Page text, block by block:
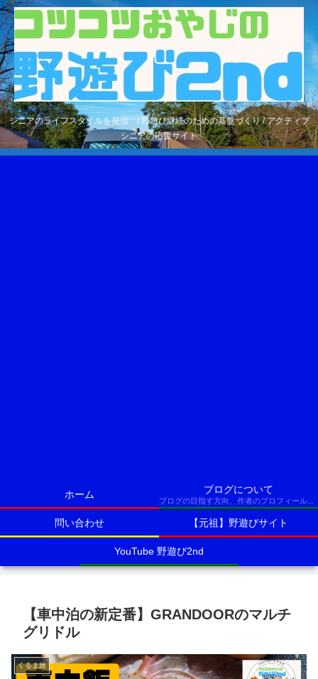
シニアのライフスタイルを発信 / 野遊び継続のための基盤づくり / アクティブ
シニアの応援サイト
ホーム ブログについて
ブログの目指す方向、作者のプロフィールなど
問い合わせ 【元祖】野遊びサイト
YouTube 野遊び2nd
【車中泊の新定番】GRANDOORのマルチ
グリドル
くるま旅